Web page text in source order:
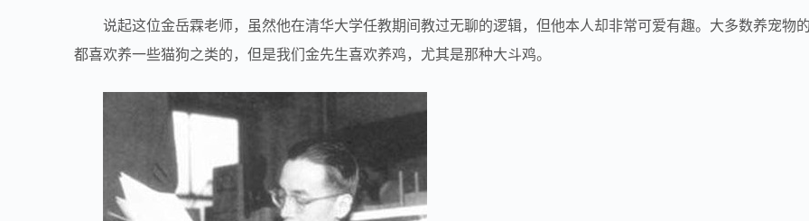
说起这位金岳霖老师，虽然他在清华大学任教期间教过无聊的逻辑，但他本人却非常可爱有趣。大多数养宠物
都喜欢养一些猫狗之类的，但是我们金先生喜欢养鸡，尤其是那种大斗鸡。